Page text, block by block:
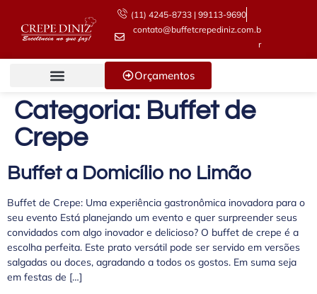
(11) 4245-8733 | 99113-9690
contato@buffetcrepediniz.com.b
r
Orçamentos
Categoria: Buffet de
Crepe
Buffet a Domicílio no Limão
Buffet de Crepe: Uma experiência gastronômica inovadora para o
seu evento Está planejando um evento e quer surpreender seus
convidados com algo inovador e delicioso? O buffet de crepe é a
escolha perfeita. Este prato versátil pode ser servido em versões
salgadas ou doces, agradando a todos os gostos. Em suma seja
em festas de […]